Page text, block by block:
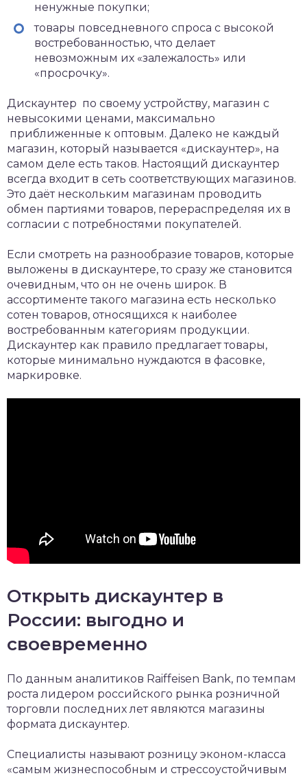
ненужные покупки;
товары повседневного спроса с высокой
востребованностью, что делает
невозможным их «залежалость» или
«просрочку».
Дискаунтер по своему устройству, магазин с
невысокими ценами, максимально
приближенные к оптовым. Далеко не каждый
магазин, который называется «дискаунтер», на
самом деле есть таков. Настоящий дискаунтер
всегда входит в сеть соответствующих магазинов.
Это даёт нескольким магазинам проводить
обмен партиями товаров, перераспределяя их в
согласии с потребностями покупателей.
Если смотреть на разнообразие товаров, которые
выложены в дискаунтере, то сразу же становится
очевидным, что он не очень широк. В
ассортименте такого магазина есть несколько
сотен товаров, относящихся к наиболее
востребованным категориям продукции.
Дискаунтер как правило предлагает товары,
которые минимально нуждаются в фасовке,
маркировке.
Открыть дискаунтер в
России: выгодно и
своевременно
По данным аналитиков Raiffeisen Bank, по темпам
роста лидером российского рынка розничной
торговли последних лет являются магазины
формата дискаунтер.
Специалисты называют розницу эконом-класса
«самым жизнеспособным и стрессоустойчивым